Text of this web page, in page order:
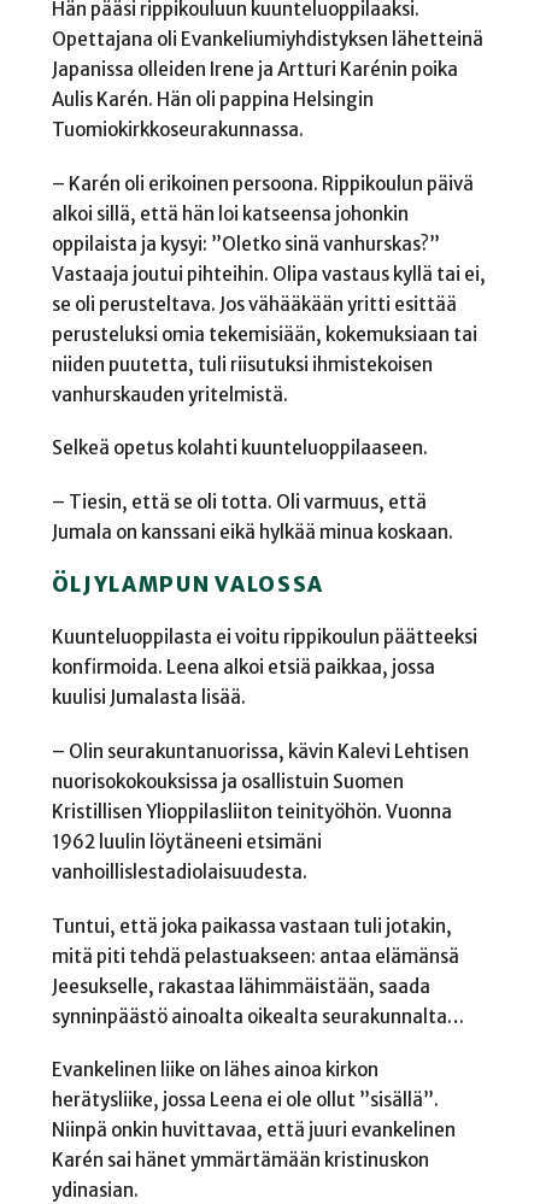
Hän pääsi rippikouluun kuunteluoppilaaksi.
Opettajana oli Evankeliumiyhdistyksen lähetteinä
Japanissa olleiden Irene ja Artturi Karénin poika
Aulis Karén. Hän oli pappina Helsingin
Tuomiokirkkoseurakunnassa.
– Karén oli erikoinen persoona. Rippikoulun päivä
alkoi sillä, että hän loi katseensa johonkin
oppilaista ja kysyi: ”Oletko sinä vanhurskas?”
Vastaaja joutui pihteihin. Olipa vastaus kyllä tai ei,
se oli perusteltava. Jos vähääkään yritti esittää
perusteluksi omia tekemisiään, kokemuksiaan tai
niiden puutetta, tuli riisutuksi ihmistekoisen
vanhurskauden yritelmistä.
Selkeä opetus kolahti kuunteluoppilaaseen.
– Tiesin, että se oli totta. Oli varmuus, että
Jumala on kanssani eikä hylkää minua koskaan.
ÖLJYLAMPUN VALOSSA
Kuunteluoppilasta ei voitu rippikoulun päätteeksi
konfirmoida. Leena alkoi etsiä paikkaa, jossa
kuulisi Jumalasta lisää.
– Olin seurakuntanuorissa, kävin Kalevi Lehtisen
nuorisokokouksissa ja osallistuin Suomen
Kristillisen Ylioppilasliiton teinityöhön. Vuonna
1962 luulin löytäneeni etsimäni
vanhoillislestadiolaisuudesta.
Tuntui, että joka paikassa vastaan tuli jotakin,
mitä piti tehdä pelastuakseen: antaa elämänsä
Jeesukselle, rakastaa lähimmäistään, saada
synninpäästö ainoalta oikealta seurakunnalta…
Evankelinen liike on lähes ainoa kirkon
herätysliike, jossa Leena ei ole ollut ”sisällä”.
Niinpä onkin huvittavaa, että juuri evankelinen
Karén sai hänet ymmärtämään kristinuskon
ydinasian.